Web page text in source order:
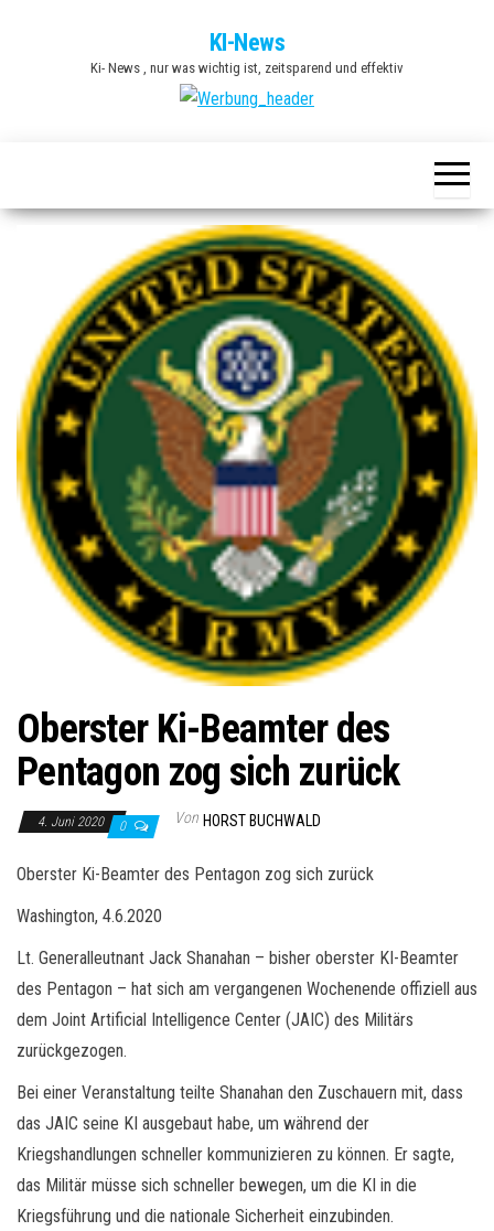
KI-News
Ki- News , nur was wichtig ist, zeitsparend und effektiv
Oberster Ki-Beamter des
Pentagon zog sich zurück
4. Juni 2020 0 Von HORST BUCHWALD
Oberster Ki-Beamter des Pentagon zog sich zurück
Washington, 4.6.2020
Lt. Generalleutnant Jack Shanahan – bisher oberster KI-Beamter
des Pentagon – hat sich am vergangenen Wochenende offiziell aus
dem Joint Artificial Intelligence Center (JAIC) des Militärs
zurückgezogen.
Bei einer Veranstaltung teilte Shanahan den Zuschauern mit, dass
das JAIC seine KI ausgebaut habe, um während der
Kriegshandlungen schneller kommunizieren zu können. Er sagte,
das Militär müsse sich schneller bewegen, um die KI in die
Kriegsführung und die nationale Sicherheit einzubinden.